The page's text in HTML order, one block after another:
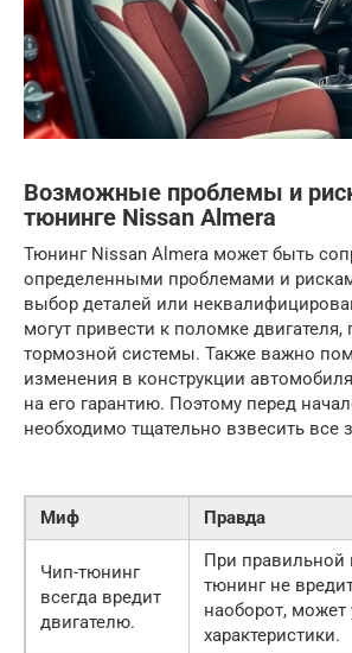
Возможные проблемы и
тюнинге Nissan Almera
Тюнинг Nissan Almera может быть
определенными проблемами и
выбор деталей или
могут привести к поломке двигателя,
тормозной системы. Также важно
изменения в конструкции
на его гарантию. Поэтому перед
необходимо тщательно взвесить все
Миф Правда
Чип-тюнинг
всегда вредит
двигателю.
При правильной
тюнинг не
наоборот, может
характеристики.